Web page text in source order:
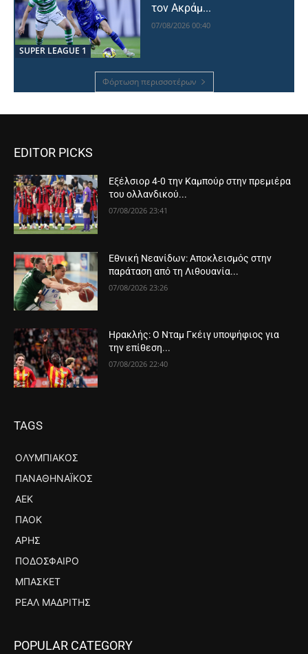
SUPER LEAGUE 1
τον Ακράμ...
07/08/2026 00:40
Φόρτωση περισσοτέρων
EDITOR PICKS
Εξέλσιορ 4-0 την Καμπούρ στην πρεμιέρα
του ολλανδικού...
07/08/2026 23:41
Εθνική Νεανίδων: Αποκλεισμός στην
παράταση από τη Λιθουανία...
07/08/2026 23:26
Ηρακλής: Ο Νταμ Γκέιγ υποψήφιος για
την επίθεση...
07/08/2026 22:40
TAGS
ΟΛΥΜΠΙΑΚΌΣ
ΠΑΝΑΘΗΝΑΪΚΌΣ
ΑΕΚ
ΠΑΟΚ
ΆΡΗΣ
ΠΟΔΌΣΦΑΙΡΟ
ΜΠΆΣΚΕΤ
ΡΕΆΛ ΜΑΔΡΊΤΗΣ
POPULAR CATEGORY